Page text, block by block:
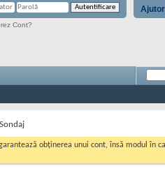
Ajutor
Cont?
obținerea unui cont, însă modul în